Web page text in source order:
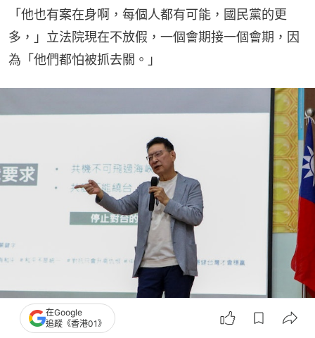
「他也有案在身啊，每個人都有可能，國民黨的更
多，」立法院現在不放假，一個會期接一個會期，因
為「他們都怕被抓去關。」
前中廣董事長趙少康（趙少康辦公室提供）
在Google
追蹤《香港01》